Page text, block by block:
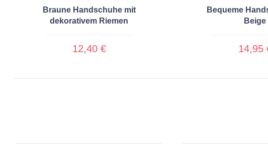
Braune Handschuhe mit
dekorativem Riemen
12,40 €
Bequeme
Beige
14,95